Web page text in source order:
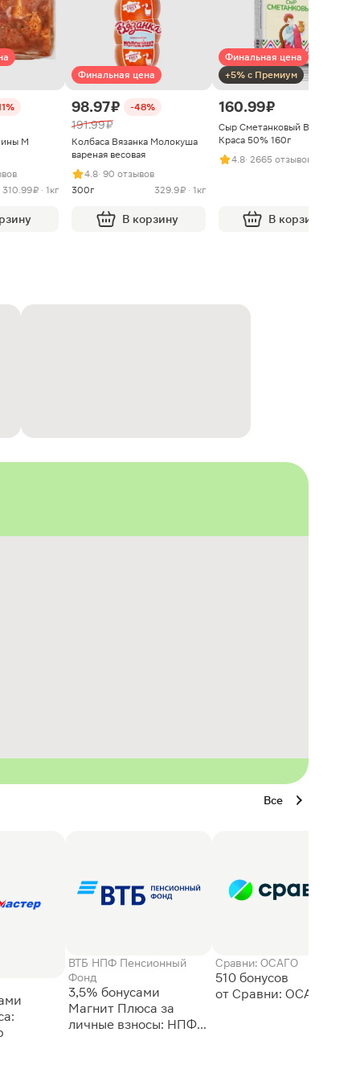
М
310.99 ₽ · 1кг
Финальная цена
98.97 ₽ -48%
191.99 ₽
Колбаса Вязанка Молокуша
вареная весовая
4.8· 90 отзывов
300г
329.9 ₽ · 1кг
В корзину
Финальная цена
+5% с Премиум
160.99 ₽
Сыр Сметанковый Варвара
Краса 50% 160г
4.8· 2665 отзывов
В корзину
Все
ВТБ НПФ Пенсионный
Фонд
3,5% бонусами
Магнит Плюса за
личные взносы: НПФ
Сравни: ОСАГО
510 бонусов